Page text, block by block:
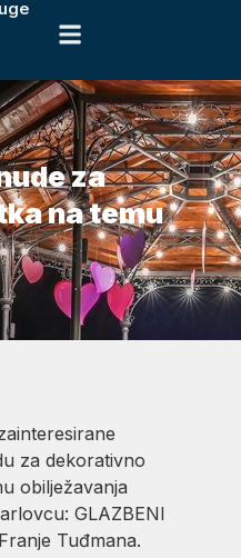
za
na temu
za dekorativno
obilježavanja
GLAZBENI
Tuđmana.